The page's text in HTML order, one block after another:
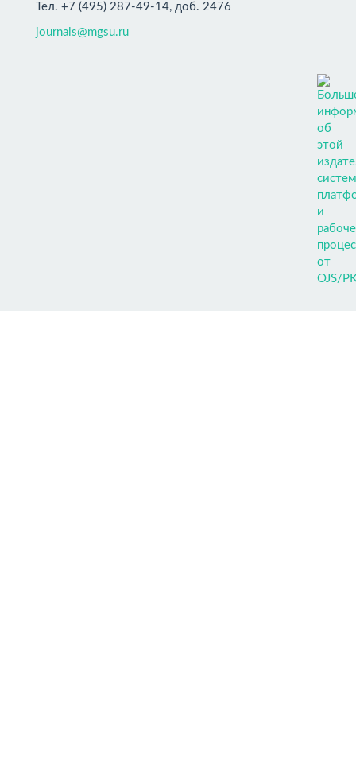
Тел. +7 (495) 287-49-14, доб. 2476
journals@mgsu.ru